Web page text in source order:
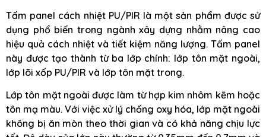
Tấm panel cách nhiệt PU/PIR là một sản phẩm được sử
dụng phổ biến trong ngành xây dựng nhằm nâng cao
hiệu quả cách nhiệt và tiết kiệm năng lượng. Tấm panel
này được tạo thành từ ba lớp chính: lớp tôn mặt ngoài,
lớp lõi xốp PU/PIR và lớp tôn mặt trong.
Lớp tôn mặt ngoài được làm từ hợp kim nhôm kẽm hoặc
tôn mạ màu. Với việc xử lý chống oxy hóa, lớp mặt ngoài
không bị ăn mòn theo thời gian và có khả năng chịu lực